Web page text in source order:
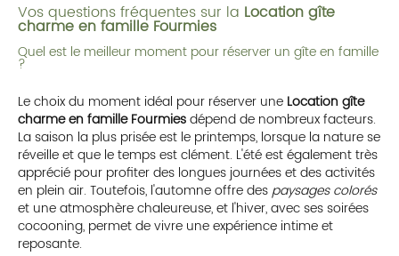
Vos questions fréquentes sur la Location gîte
charme en famille Fourmies
Quel est le meilleur moment pour réserver un gîte en famille
?
Le choix du moment idéal pour réserver une Location gîte
charme en famille Fourmiesdépend de nombreux facteurs.
La saison la plus prisée est le printemps, lorsque la nature se
réveille et que le temps est clément. L'été est également très
apprécié pour profiter des longues journées et des activités
en plein air. Toutefois, l'automne offre despaysages colorés
et une atmosphère chaleureuse, et l'hiver, avec ses soirées
cocooning, permet de vivre une expérience intime et
reposante.